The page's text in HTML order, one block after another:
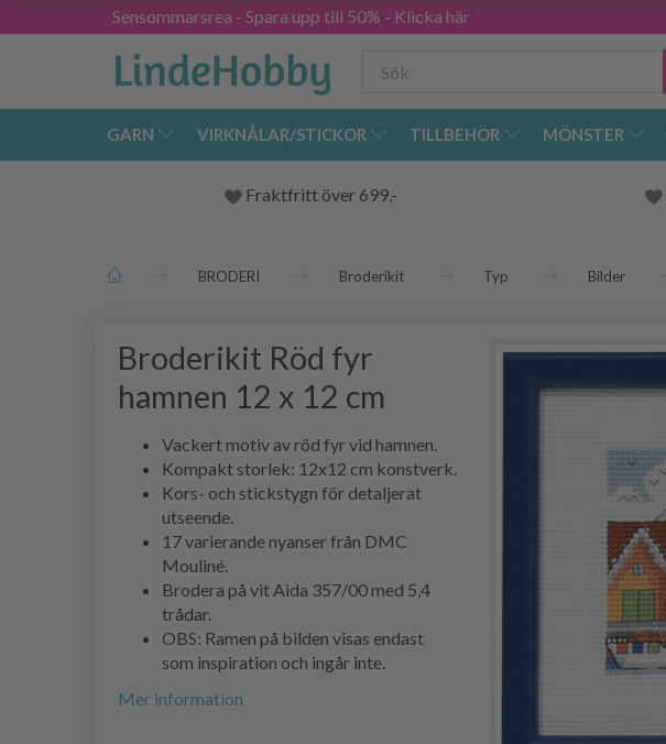
Sensommarsrea - Spara upp till 50% - Klicka här
GARN VIRKNÅLAR/STICKOR TILLBEHÖR MÖNSTER
Fraktfritt över 699,-
BRODERI Broderikit Typ Bilder
Broderikit Röd fyr
hamnen 12 x 12 cm
Vackert motiv av röd fyr vid hamnen.
Kompakt storlek: 12x12 cm konstverk.
Kors- och stickstygn för detaljerat
utseende.
17 varierande nyanser från DMC
Mouliné.
Brodera på vit Aida 357/00 med 5,4
trådar.
OBS: Ramen på bilden visas endast
som inspiration och ingår inte.
Mer information